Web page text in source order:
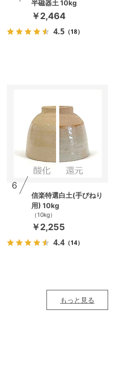
半磁器土 10kg
￥2,464
4.5 （18）
6
信楽特選白土(手びねり
用) 10kg
（10kg）
￥2,255
4.4 （14）
もっと見る